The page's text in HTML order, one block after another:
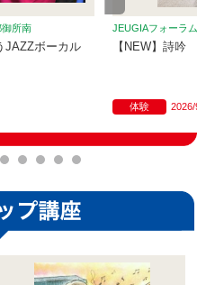
所南
JAZZボーカル
JEUGIAフォーラ
【NEW】詩吟
体験